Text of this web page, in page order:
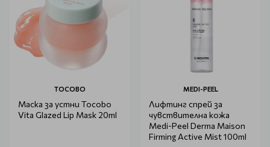
TOCOBO
Маска за устни Tocobo
Vita Glazed Lip Mask 20ml
MEDI-PEEL
Лифтинг спрей за
чувствителна кожа
Medi-Peel Derma Maison
Firming Active Mist 100ml